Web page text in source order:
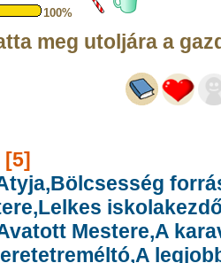
100%
meg utoljára a
[5]
Mestere,A